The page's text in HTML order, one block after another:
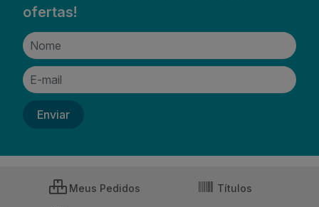
ofertas!
Meus Pedidos Títulos